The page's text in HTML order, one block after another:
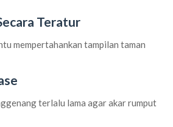
Teratur
mempertahankan tampilan taman
terlalu lama agar akar rumput